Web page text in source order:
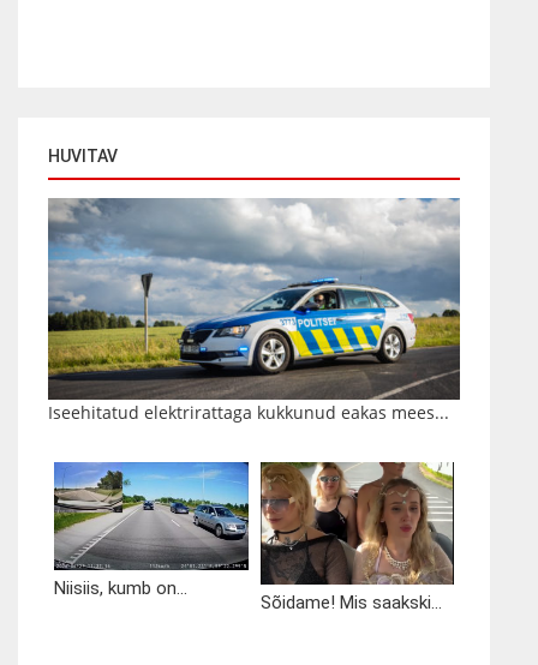
HUVITAV
Iseehitatud elektrirattaga kukkunud eakas mees...
Niisiis, kumb on...
Sõidame! Mis saakski...